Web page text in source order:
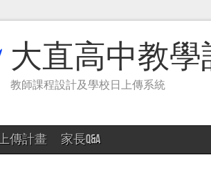
大直高中教
教師課程設計及學校日上傳系統
傳計畫 家長Q&A